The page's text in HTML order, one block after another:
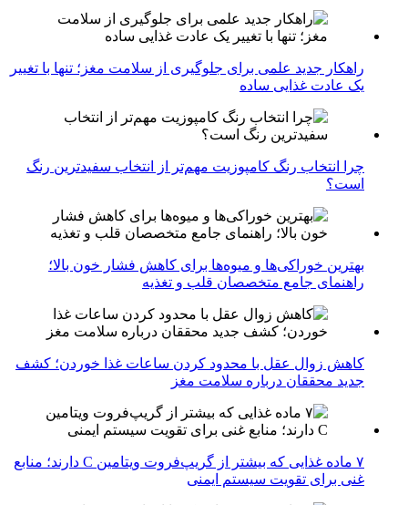
راهکار جدید علمی برای جلوگیری از سلامت مغز؛ تنها با تغییر
یک عادت غذایی ساده
چرا انتخاب رنگ کامپوزیت مهم‌تر از انتخاب سفیدترین رنگ
است؟
بهترین خوراکی‌ها و میوه‌ها برای کاهش فشار خون بالا؛
راهنمای جامع متخصصان قلب و تغذیه
کاهش زوال عقل با محدود کردن ساعات غذا خوردن؛ کشف
جدید محققان درباره سلامت مغز
۷ ماده غذایی که بیشتر از گریپ‌فروت ویتامین C دارند؛ منابع
غنی برای تقویت سیستم ایمنی